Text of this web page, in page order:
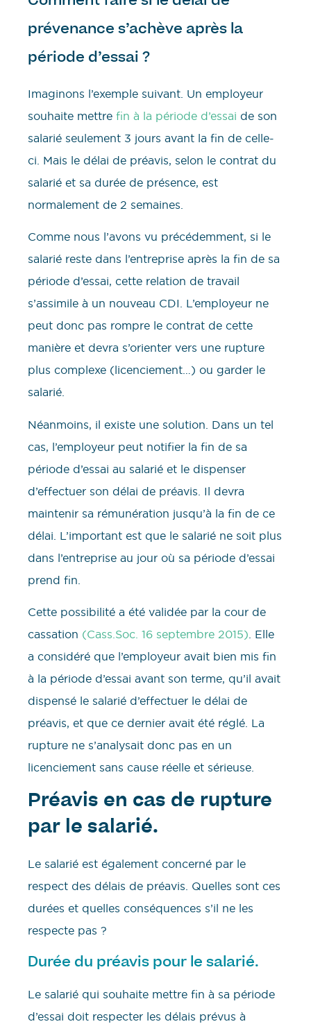
prévenance s’achève après la
période d’essai ?
Imaginons l’exemple suivant. Un employeur
souhaite mettre fin à la période d’essai de son
salarié seulement 3 jours avant la fin de celle-
ci. Mais le délai de préavis, selon le contrat du
salarié et sa durée de présence, est
normalement de 2 semaines.
Comme nous l’avons vu précédemment, si le
salarié reste dans l’entreprise après la fin de sa
période d’essai, cette relation de travail
s’assimile à un nouveau CDI. L’employeur ne
peut donc pas rompre le contrat de cette
manière et devra s’orienter vers une rupture
plus complexe (licenciement…) ou garder le
salarié.
Néanmoins, il existe une solution. Dans un tel
cas, l’employeur peut notifier la fin de sa
période d’essai au salarié et le dispenser
d’effectuer son délai de préavis. Il devra
maintenir sa rémunération jusqu’à la fin de ce
délai. L’important est que le salarié ne soit plus
dans l’entreprise au jour où sa période d’essai
prend fin.
Cette possibilité a été validée par la cour de
cassation (Cass.Soc. 16 septembre 2015). Elle
a considéré que l’employeur avait bien mis fin
à la période d’essai avant son terme, qu’il avait
dispensé le salarié d’effectuer le délai de
préavis, et que ce dernier avait été réglé. La
rupture ne s’analysait donc pas en un
licenciement sans cause réelle et sérieuse.
Préavis en cas de rupture
par le salarié.
Le salarié est également concerné par le
respect des délais de préavis. Quelles sont ces
durées et quelles conséquences s’il ne les
respecte pas ?
Durée du préavis pour le salarié.
Le salarié qui souhaite mettre fin à sa période
d’essai doit respecter les délais prévus à